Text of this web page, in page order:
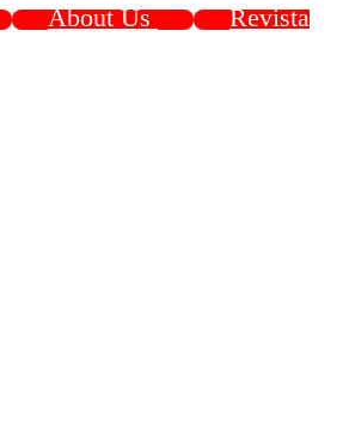
About Us
Revista